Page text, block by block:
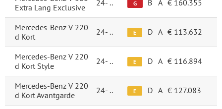
Extra Lang Exclusive
24- .. G B A € 160.355
Mercedes-Benz V 220
d Kort
24- .. E D A € 113.632
Mercedes-Benz V 220
d Kort Style
24- .. E D A € 116.894
Mercedes-Benz V 220
d Kort Avantgarde
24- .. E D A € 127.083